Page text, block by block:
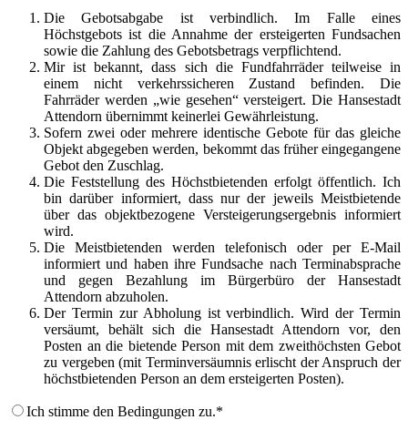
Die Gebotsabgabe ist verbindlich. Im Falle eines
Höchstgebots ist die Annahme der ersteigerten Fundsachen
sowie die Zahlung des Gebotsbetrags verpflichtend.
Mir ist bekannt, dass sich die Fundfahrräder teilweise in
einem nicht verkehrssicheren Zustand befinden. Die
Fahrräder werden „wie gesehen“ versteigert. Die Hansestadt
Attendorn übernimmt keinerlei Gewährleistung.
Sofern zwei oder mehrere identische Gebote für das gleiche
Objekt abgegeben werden, bekommt das früher eingegangene
Gebot den Zuschlag.
Die Feststellung des Höchstbietenden erfolgt öffentlich. Ich
bin darüber informiert, dass nur der jeweils Meistbietende
über das objektbezogene Versteigerungsergebnis informiert
wird.
Die Meistbietenden werden telefonisch oder per E-Mail
informiert und haben ihre Fundsache nach Terminabsprache
und gegen Bezahlung im Bürgerbüro der Hansestadt
Attendorn abzuholen.
Der Termin zur Abholung ist verbindlich. Wird der Termin
versäumt, behält sich die Hansestadt Attendorn vor, den
Posten an die bietende Person mit dem zweithöchsten Gebot
zu vergeben (mit Terminversäumnis erlischt der Anspruch der
höchstbietenden Person an dem ersteigerten Posten).
Ich stimme den Bedingungen zu.*